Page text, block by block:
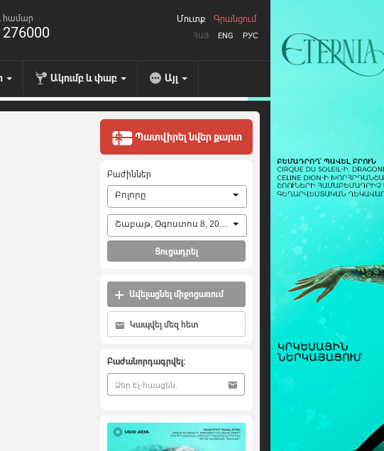
համար
ՀԱՅ ENG РУС
Մուտք Գրանցում
Ակումբ և փաբ Այլ
Պատվիրել նվեր քարտ
Բաժիններ
Բոլորը
Շաբաթ, Օգոստոս 8, 2026
Ցուցադրել
Ավելացնել միջոցառում
Կապվել մեզ հետ
Բաժանորդագրվել: